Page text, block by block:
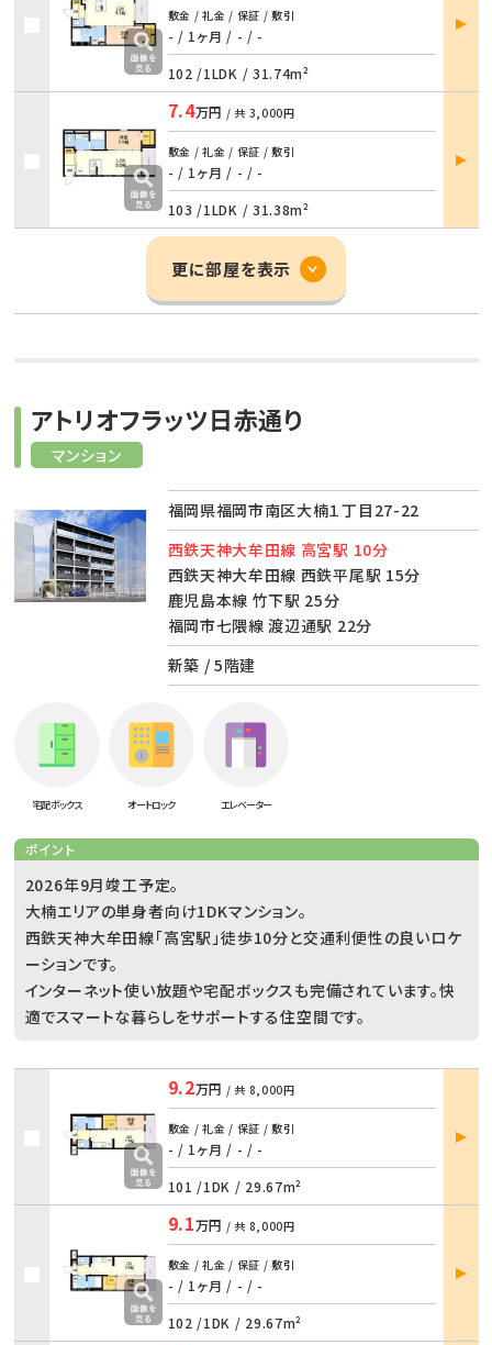
敷金 / 礼金 / 保証 / 敷引
- / 1ヶ月 / - / -
102 /1LDK / 31.74m²
部屋
詳細
7.4万円 / 共 3,000円
敷金 / 礼金 / 保証 / 敷引
- / 1ヶ月 / - / -
103 /1LDK / 31.38m²
部屋
詳細
更に部屋を表示
マンション
アトリオフラッツ日赤通り
福岡県福岡市南区大楠１丁目27-22
西鉄天神大牟田線 高宮駅 10分
西鉄天神大牟田線 西鉄平尾駅 15分
鹿児島本線 竹下駅 25分
福岡市七隈線 渡辺通駅 22分
新築 / 5階建
宅配ボックス オートロック エレベーター
ポイント
2026年9月竣工予定。
大楠エリアの単身者向け1DKマンション。
西鉄天神大牟田線「高宮駅」徒歩10分と交通利便性の良いロケ
ーションです。
インターネット使い放題や宅配ボックスも完備されています。快
適でスマートな暮らしをサポートする住空間です。
9.2万円 / 共 8,000円
敷金 / 礼金 / 保証 / 敷引
- / 1ヶ月 / - / -
101 /1DK / 29.67m²
部屋
詳細
9.1万円 / 共 8,000円
敷金 / 礼金 / 保証 / 敷引
- / 1ヶ月 / - / -
102 /1DK / 29.67m²
部屋
詳細